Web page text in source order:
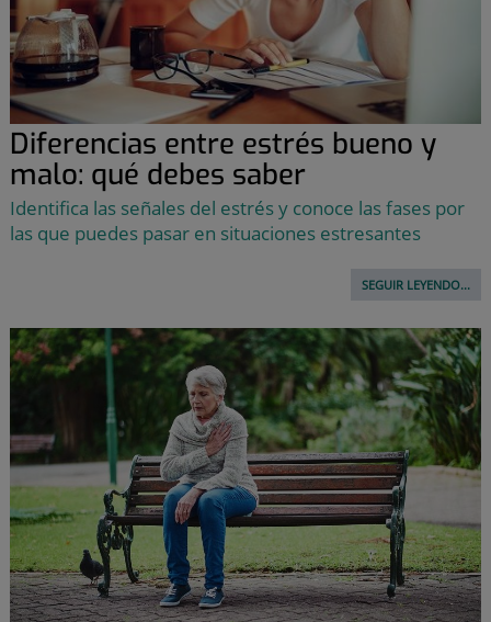
Diferencias entre estrés bueno y
malo: qué debes saber
Identifica las señales del estrés y conoce las fases por
las que puedes pasar en situaciones estresantes
SEGUIR LEYENDO...